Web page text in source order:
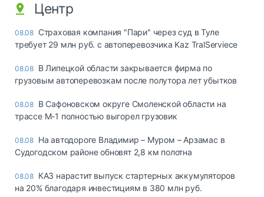
Центр
08.08 Страховая компания "Пари" через суд в Туле
требует 29 млн руб. с автоперевозчика Kaz TralServiece
08.08 В Липецкой области закрывается фирма по
грузовым автоперевозкам после полутора лет убытков
08.08 В Сафоновском округе Смоленской области на
трассе М-1 полностью выгорел грузовик
08.08 На автодороге Владимир – Муром – Арзамас в
Судогодском районе обновят 2,8 км полотна
08.08 КАЗ нарастит выпуск стартерных аккумуляторов
на 20% благодаря инвестициям в 380 млн руб.